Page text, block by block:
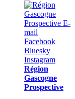
Région
Gascogne
Prospective